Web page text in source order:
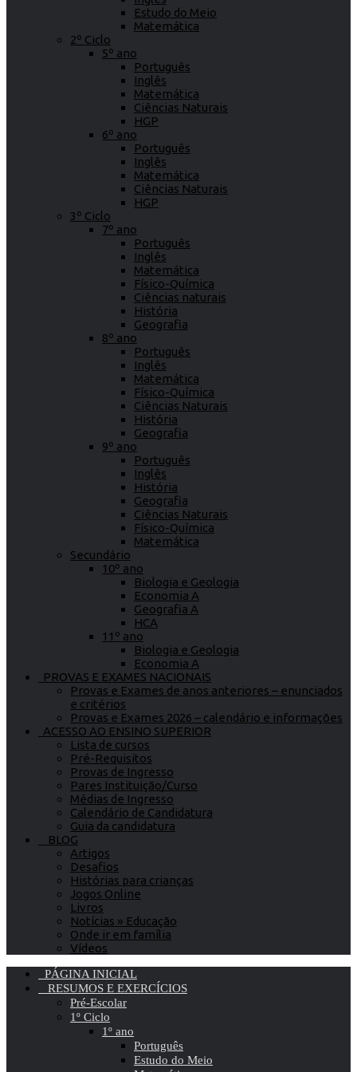
Estudo do Meio
Matemática
2º Ciclo
5º ano
Português
Inglês
Matemática
Ciências Naturais
HGP
6º ano
Português
Inglês
Matemática
Ciências Naturais
HGP
3º Ciclo
7º ano
Português
Inglês
Matemática
Físico-Química
Ciências naturais
História
Geografia
8º ano
Português
Inglês
Matemática
Físico-Química
Ciências Naturais
História
Geografia
9º ano
Português
Inglês
História
Geografia
Ciências Naturais
Físico-Química
Matemática
Secundário
10º ano
Biologia e Geologia
Economia A
Geografia A
HCA
11º ano
Biologia e Geologia
Economia A
PROVAS E EXAMES NACIONAIS
Provas e Exames de anos anteriores – enunciados
e critérios
Provas e Exames 2026 – calendário e informações
ACESSO AO ENSINO SUPERIOR
Lista de cursos
Pré-Requisitos
Provas de Ingresso
Pares Instituição/Curso
Médias de Ingresso
Calendário de Candidatura
Guia da candidatura
BLOG
Artigos
Desafios
Histórias para crianças
Jogos Online
Livros
Notícias » Educação
Onde ir em família
Vídeos
PÁGINA INICIAL
RESUMOS E EXERCÍCIOS
Pré-Escolar
1º Ciclo
1º ano
Português
Estudo do Meio